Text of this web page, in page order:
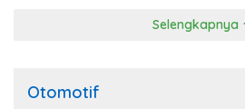
Selengkapnya
Otomotif